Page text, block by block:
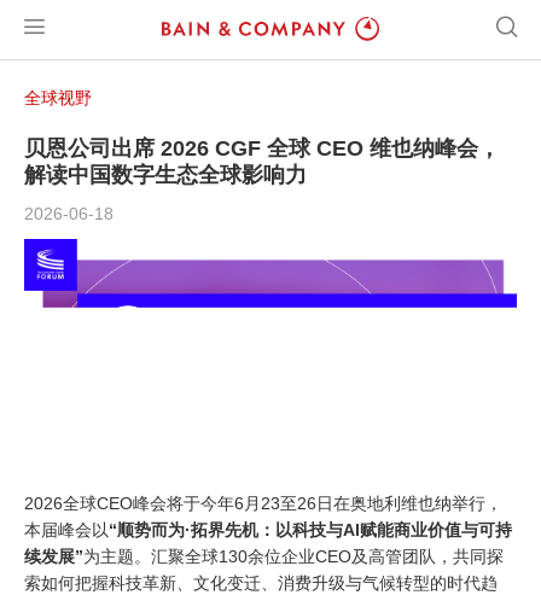
全球视野
贝恩公司出席 2026 CGF 全球 CEO 维也纳峰会，
解读中国数字生态全球影响力
2026-06-18
2026全球CEO峰会将于今年6月23至26日在奥地利维也纳举行，
本届峰会以“顺势而为·拓界先机：以科技与AI赋能商业价值与可持
续发展”为主题。汇聚全球130余位企业CEO及高管团队，共同探
索如何把握科技革新、文化变迁、消费升级与气候转型的时代趋